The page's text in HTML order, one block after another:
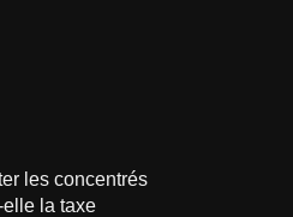
les concentrés
la taxe